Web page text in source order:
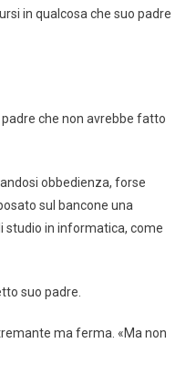
in qualcosa che suo padre
che non avrebbe fatto
obbedienza, forse
sul bancone una
studio in informatica, come
suo padre.
ma ferma. «Ma non